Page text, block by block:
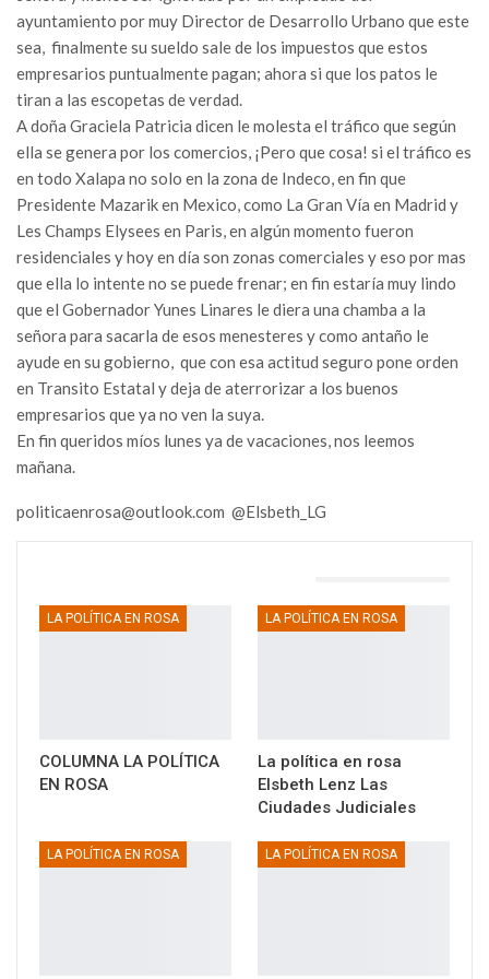
ayuntamiento por muy Director de Desarrollo Urbano que este
sea, finalmente su sueldo sale de los impuestos que estos
empresarios puntualmente pagan; ahora si que los patos le
tiran a las escopetas de verdad.
A doña Graciela Patricia dicen le molesta el tráfico que según
ella se genera por los comercios, ¡Pero que cosa! si el tráfico es
en todo Xalapa no solo en la zona de Indeco, en fin que
Presidente Mazarik en Mexico, como La Gran Vía en Madrid y
Les Champs Elysees en Paris, en algún momento fueron
residenciales y hoy en día son zonas comerciales y eso por mas
que ella lo intente no se puede frenar; en fin estaría muy lindo
que el Gobernador Yunes Linares le diera una chamba a la
señora para sacarla de esos menesteres y como antaño le
ayude en su gobierno, que con esa actitud seguro pone orden
en Transito Estatal y deja de aterrorizar a los buenos
empresarios que ya no ven la suya.
En fin queridos míos lunes ya de vacaciones, nos leemos
mañana.
politicaenrosa@outlook.com @Elsbeth_LG
LA POLÍTICA EN ROSA
COLUMNA LA POLÍTICA
EN ROSA
LA POLÍTICA EN ROSA
La política en rosa
Elsbeth Lenz Las
Ciudades Judiciales
LA POLÍTICA EN ROSA LA POLÍTICA EN ROSA